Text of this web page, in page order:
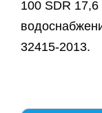
100 SDR
32415-2013.